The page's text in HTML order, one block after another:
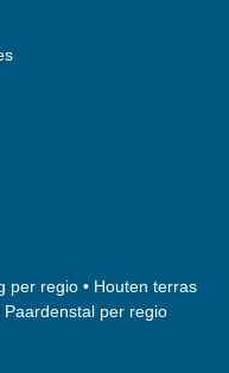
per regio • Houten terras
Paardenstal per regio